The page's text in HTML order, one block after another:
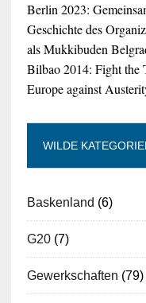
Berlin 2023:
Geschichte des
als Mukkibuden
Bilbao 2014: Fight the
Europe against
WILDE
Baskenland (6)
G20(7)
Gewerkschaften (79)